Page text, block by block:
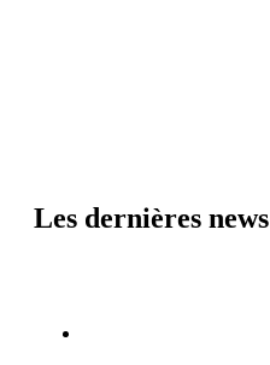
Les dernières news